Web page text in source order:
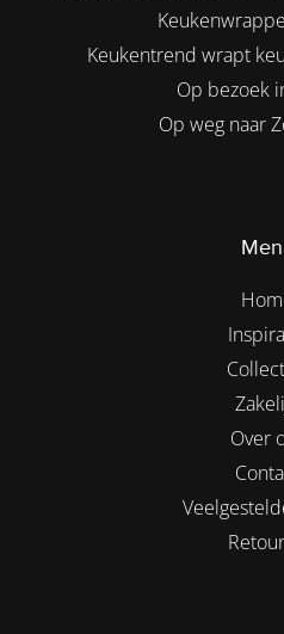
Keukentrend wrapt
Op bezoek
Op weg naar
Over